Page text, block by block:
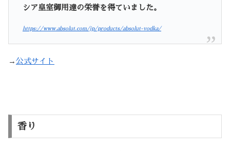
シア皇室御用達の栄誉を得ていました。
https://www.absolut.com/jp/products/absolut-vodka/
→ 公式サイト
香り